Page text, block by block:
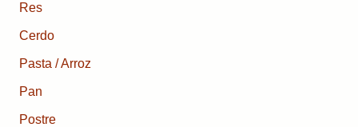
Res
Cerdo
Pasta / Arroz
Pan
Postre